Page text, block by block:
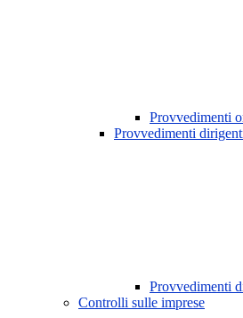
Provvedimenti
Provvedimenti
Provvedimenti
Controlli sulle imprese